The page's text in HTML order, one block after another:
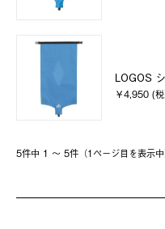
LOGOS
￥4,950 (
5件中 1 〜 5件（1ページ⽬を表⽰中